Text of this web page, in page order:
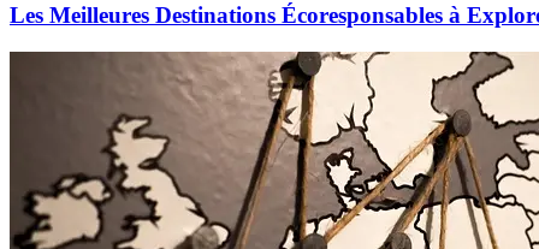
Les Meilleures Destinations Écoresponsables à